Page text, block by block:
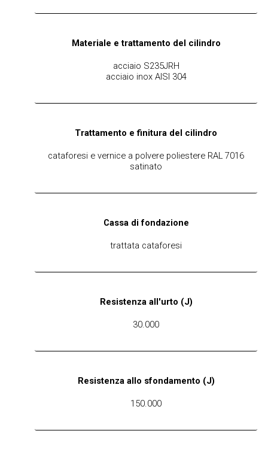
Materiale e trattamento del cilindro
acciaio S235JRH
acciaio inox AISI 304
Trattamento e finitura del cilindro
cataforesi e vernice a polvere poliestere RAL 7016
satinato
Cassa di fondazione
trattata cataforesi
Resistenza all'urto (J)
30.000
Resistenza allo sfondamento (J)
150.000